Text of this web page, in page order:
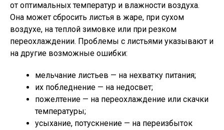
от оптимальных температур и влажности воздуха.
Она может сбросить листья в жаре, при сухом
воздухе, на теплой зимовке или при резком
переохлаждении. Проблемы с листьями указывают и
на другие возможные ошибки:
мельчание листьев — на нехватку питания;
их побледнение — на недосвет;
пожелтение — на переохлаждение или скачки
температуры;
усыхание, потускнение — на переизбыток